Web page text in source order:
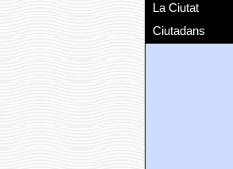
La Ciutat
Ciutadans